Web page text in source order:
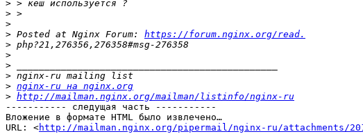
>
>
>
> Posted at Nginx Forum: https://forum.nginx.org/read.
>
>
>
>
> nginx-ru на nginx.org
> http://mailman.nginx.org/mailman/listinfo/nginx-ru
----------- следущая часть -----------
Вложение в формате HTML было извлечено…
URL: <http://mailman.nginx.org/pipermail/nginx-ru/attachments/